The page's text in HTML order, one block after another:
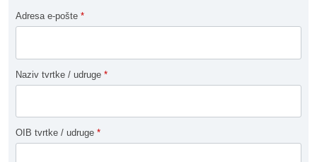
Adresa e-pošte *
Naziv tvrtke / udruge *
OIB tvrtke / udruge *